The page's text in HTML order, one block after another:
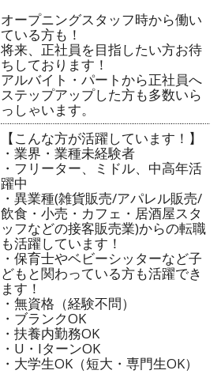
オープニングスタッフ時から働い
ている方も！
将来、正社員を目指したい方お待
ちしております！
アルバイト・パートから正社員へ
ステップアップした方も多数いら
っしゃいます。
【こんな方が活躍しています！】
・業界・業種未経験者
・フリーター、ミドル、中高年活
躍中
・異業種(雑貨販売/アパレル販売/
飲食・小売・カフェ・居酒屋スタ
ッフなどの接客販売業)からの転職
も活躍しています！
・保育士やベビーシッターなど子
どもと関わっている方も活躍でき
ます！
・無資格（経験不問）
・ブランクOK
・扶養内勤務OK
・U・IターンOK
・大学生OK（短大・専門生OK）